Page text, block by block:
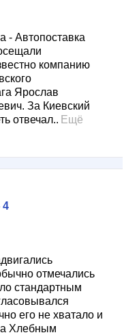
- Автопоставка
компанию
Ярослав
За Киевский
отвечал.. Ещё
4
отмечались
стандартным
его не хватало и
Хлебным